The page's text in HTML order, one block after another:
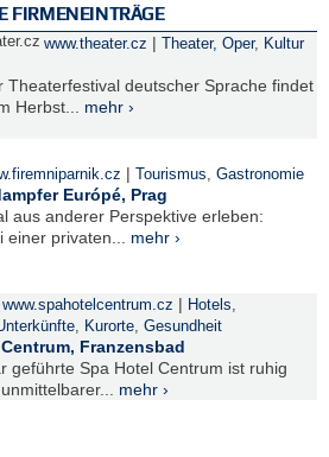
FIRMENEINTRÄGE
www.theater.cz | Theater, Oper, Kultur
Theaterfestival deutscher Sprache findet
Herbst... mehr ›
| Tourismus, Gastronomie
Európé, Prag
aus anderer Perspektive erleben:
einer privaten... mehr ›
www.spahotelcentrum.cz | Hotels,
, Kurorte, Gesundheit
Franzensbad
geführte Spa Hotel Centrum ist ruhig
mehr ›